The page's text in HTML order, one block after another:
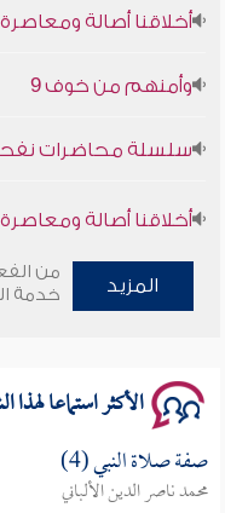
أخلاقنا أصالة ومعاصرة
وأمنهم من خوف 9
سلسلة محاضرات نفحات
أخلاقنا أصالة ومعاصرة
وأمنهم من خوف 9
المزيد
من
خدمة
الأكثر استماعا لهذا
صفة صلاة النبي (4)
محمد ناصر الدين الألباني